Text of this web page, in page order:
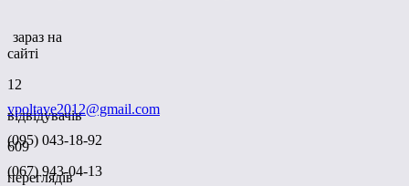
зараз на
сайті
12
відвідувачів
609
переглядів
vpoltave2012@gmail.com
(095) 043-18-92
(067) 943-04-13